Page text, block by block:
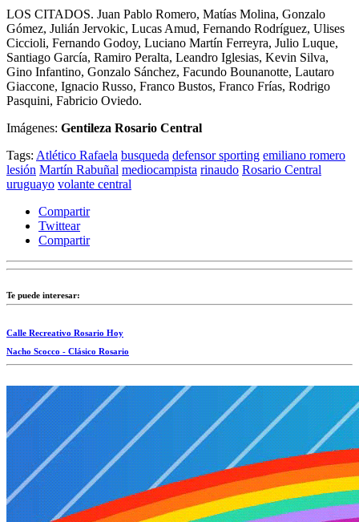
LOS CITADOS. Juan Pablo Romero, Matías Molina, Gonzalo
Gómez, Julián Jervokic, Lucas Amud, Fernando Rodríguez, Ulises
Ciccioli, Fernando Godoy, Luciano Martín Ferreyra, Julio Luque,
Santiago García, Ramiro Peralta, Leandro Iglesias, Kevin Silva,
Gino Infantino, Gonzalo Sánchez, Facundo Bounanotte, Lautaro
Giaccone, Ignacio Russo, Franco Bustos, Franco Frías, Rodrigo
Pasquini, Fabricio Oviedo.
Imágenes: Gentileza Rosario Central
Tags: Atlético Rafaela busqueda defensor sporting emiliano romero
lesión Martín Rabuñal mediocampista rinaudo Rosario Central
uruguayo volante central
Compartir
Twittear
Compartir
Te puede interesar:
Calle Recreativo Rosario Hoy
Nacho Scocco - Clásico Rosario